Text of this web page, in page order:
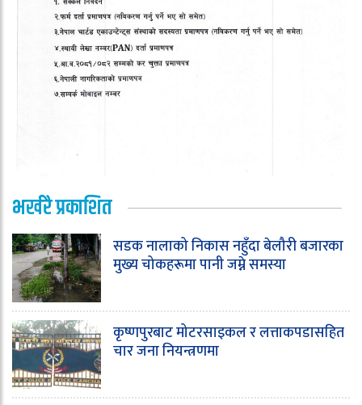
भर्खरै प्रकाशित
सडक नालाको निकास नहुँदा बेलौरी बजारका
मुख्य चोकहरूमा पानी जम्ने समस्या
कृष्णपुरबाट मोटरसाइकल र लत्ताकपडासहित
चार जना नियन्त्रणमा